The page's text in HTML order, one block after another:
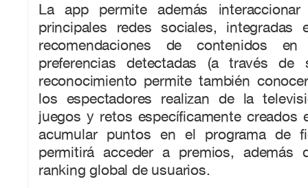
La app permite además
principales redes sociales,
recomendaciones de contenidos
preferencias detectadas (a través de
reconocimiento permite también
los espectadores realizan de la
juegos y retos específicamente creados
acumular puntos en el programa de
permitirá acceder a premios, además
ranking global de usuarios.